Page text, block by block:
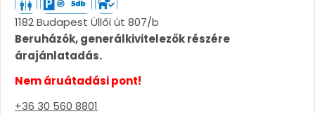
1182 Budapest Üllői út 807/b
Beruházók, generálkivitelezők részére
árajánlatadás.
Nem áruátadási pont!
+36 30 560 8801